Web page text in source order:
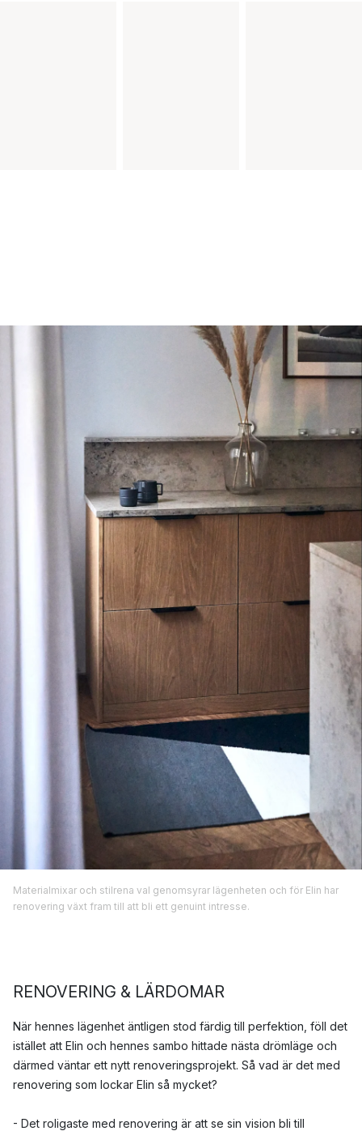
Materialmixar och stilrena val genomsyrar lägenheten och för Elin har
renovering växt fram till att bli ett genuint intresse.
RENOVERING & LÄRDOMAR
När hennes lägenhet äntligen stod färdig till perfektion, föll det
istället att Elin och hennes sambo hittade nästa drömläge och
därmed väntar ett nytt renoveringsprojekt. Så vad är det med
renovering som lockar Elin så mycket?
- Det roligaste med renovering är att se sin vision bli till